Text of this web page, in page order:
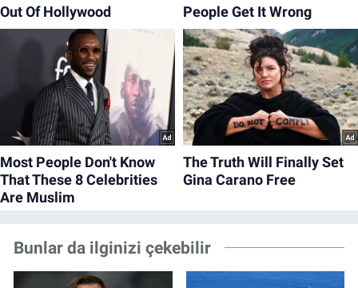
Bunlar da ilginizi çekebilir